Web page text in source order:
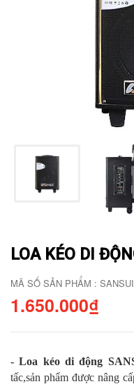
LOA KÉO DI
MÃ SỐ SẢN PHẨM :
1.650.000₫
- Loa kéo di động
tấc,sản phẩm được nâng